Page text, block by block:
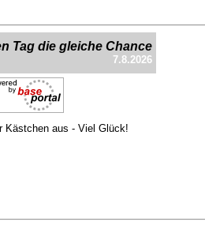
Tag die gleiche Chance
7.8.2026
Kästchen aus - Viel Glück!